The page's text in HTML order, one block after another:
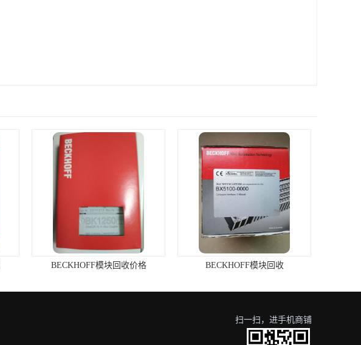
BECKHOFF模块回收价格 BECKHOFF模块回收
扫一扫，进手机商铺